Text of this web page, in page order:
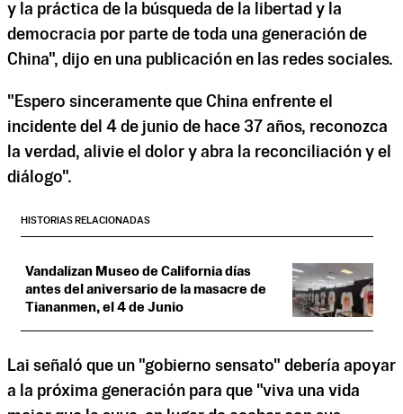
y la práctica de la búsqueda de la libertad y la
democracia por parte de toda una generación de
China", dijo en una publicación en las redes sociales.
"Espero sinceramente que China enfrente el
incidente del 4 de junio de hace 37 años, reconozca
la verdad, alivie el dolor y abra la reconciliación y el
diálogo".
HISTORIAS RELACIONADAS
Vandalizan Museo de California días
antes del aniversario de la masacre de
Tiananmen, el 4 de Junio
Lai señaló que un "gobierno sensato" debería apoyar
a la próxima generación para que "viva una vida